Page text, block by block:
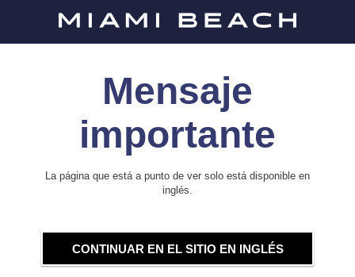
Mensaje
importante
La página que está a punto de ver solo está disponible en
inglés.
CONTINUAR EN EL SITIO EN INGLÉS